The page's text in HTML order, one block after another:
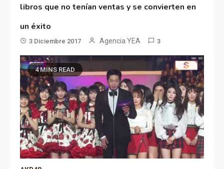
libros que no tenían ventas y se convierten en
un éxito
3 Diciembre 2017 Agencia YEA 3
4 MINS READ